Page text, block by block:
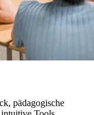
pädagogische